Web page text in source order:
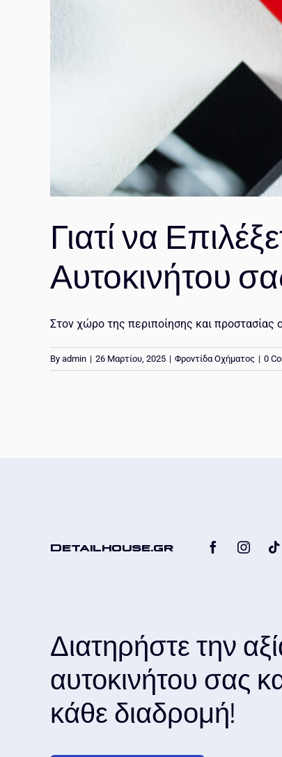
Γιατί να
Αυτοκινήτου
Στον χώρο της περιποίησης και προστασίας
By admin | 26 Μαρτίου, 2025 | Φροντίδα Οχήματος | 0
Detailhouse.gr
Διατηρήστε την
αυτοκινήτου σας
κάθε διαδρομή!